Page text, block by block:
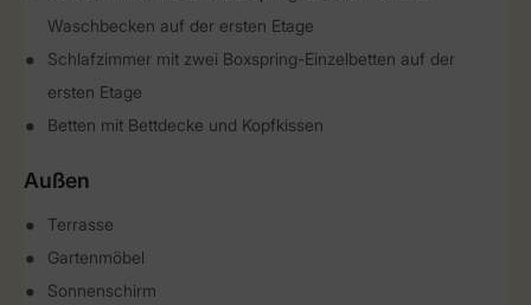
Waschbecken auf der ersten Etage
Schlafzimmer mit zwei Boxspring-Einzelbetten auf der
ersten Etage
Betten mit Bettdecke und Kopfkissen
Außen
Terrasse
Gartenmöbel
Sonnenschirm